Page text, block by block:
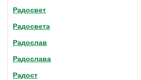
Радосвет
Радосвета
Радослав
Радослава
Радост